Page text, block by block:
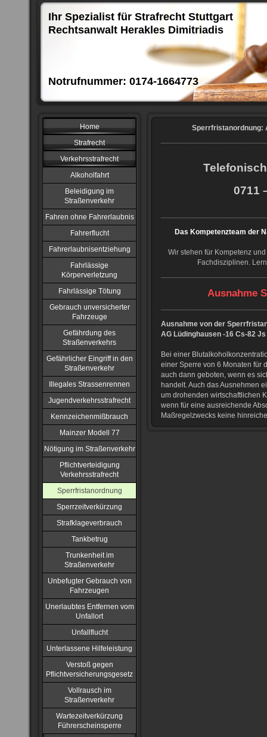
Ihr Spezialist für Strafrecht Stuttgart
Rechtsanwalt Herakles Dimitriadis
Notrufnummer: 0174-1664773
Home
Strafrecht
Verkehrsstrafrecht
Alkoholfahrt
Beleidigung im
Straßenverkehr
Fahren ohne Fahrerlaubnis
Fahrerflucht
Fahrerlaubnisentziehung
Fahrlässige
Körperverletzung
Fahrlässige Tötung
Gebrauch unversicherter
Fahrzeuge
Gefährdung des
Straßenverkehrs
Gefährlicher Eingriff in den
Straßenverkehr
Illegales Strassenrennen
Jugendverkehrsstrafrecht
Kennzeichenmißbrauch
Mainzer Modell 77
Nötigung im Straßenverkehr
Pflichtverteidigung
Verkehrsstrafrecht
Sperrfristanordnung
Sperrzeitverkürzung
Strafklageverbrauch
Tankbetrug
Trunkenheit im
Straßenverkehr
Unbefugter Gebrauch von
Fahrzeugen
Unerlaubtes Entfernen vom
Unfallort
Unfallflucht
Unterlassene Hilfeleistung
Verstoß gegen
Pflichtversicherungsgesetz
Vollrausch im
Straßenverkehr
Wartezeitverkürzung
Führerscheinsperre
Sperrfristanordnung:
0711
Das Kompetenzteam der
Wir stehen für Kompetenz
Fachdisziplinen.
Ausnahme
Ausnahme von der
AG Lüdinghausen -16 Cs-82
Bei einer
einer Sperre von 6 Monaten für
auch dann geboten, wenn es
handelt. Auch das Ausnehmen
um drohenden wirtschaftlichen
wenn für eine ausreichende
Maßregelzwecks keine